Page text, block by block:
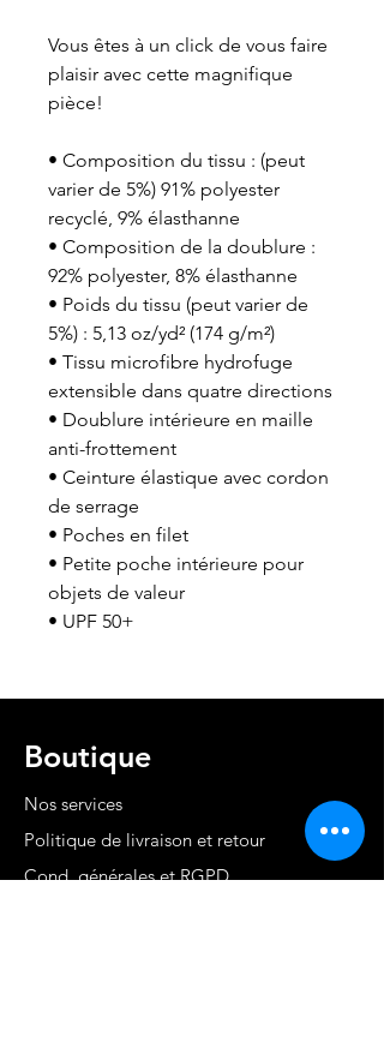
Vous êtes à un click de vous faire
plaisir avec cette magnifique
pièce!
• Composition du tissu : (peut
varier de 5%) 91% polyester
recyclé, 9% élasthanne
• Composition de la doublure :
92% polyester, 8% élasthanne
• Poids du tissu (peut varier de
5%) : 5,13 oz/yd² (174 g/m²)
• Tissu microfibre hydrofuge
extensible dans quatre directions
• Doublure intérieure en maille
anti-frottement
• Ceinture élastique avec cordon
de serrage
• Poches en filet
• Petite poche intérieure pour
objets de valeur
• UPF 50+
Boutique
Nos services
Politique de livraison et retour
Cond. générales et RGPD